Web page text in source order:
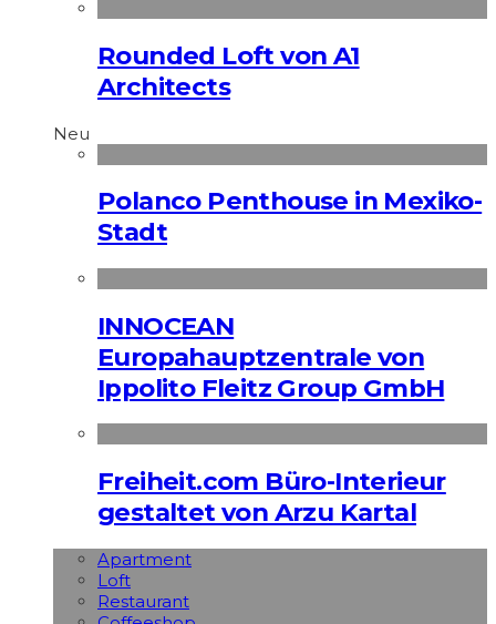
Rounded Loft von A1
Architects
Neu
Polanco Penthouse in Mexiko-
Stadt
INNOCEAN
Europahauptzentrale von
Ippolito Fleitz Group GmbH
Freiheit.com Büro-Interieur
gestaltet von Arzu Kartal
Apart­ment
Loft
Restaurant